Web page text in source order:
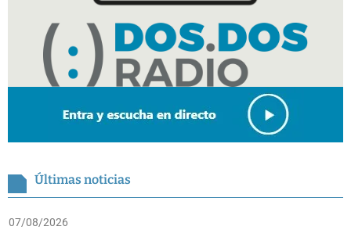
Últimas noticias
07/08/2026